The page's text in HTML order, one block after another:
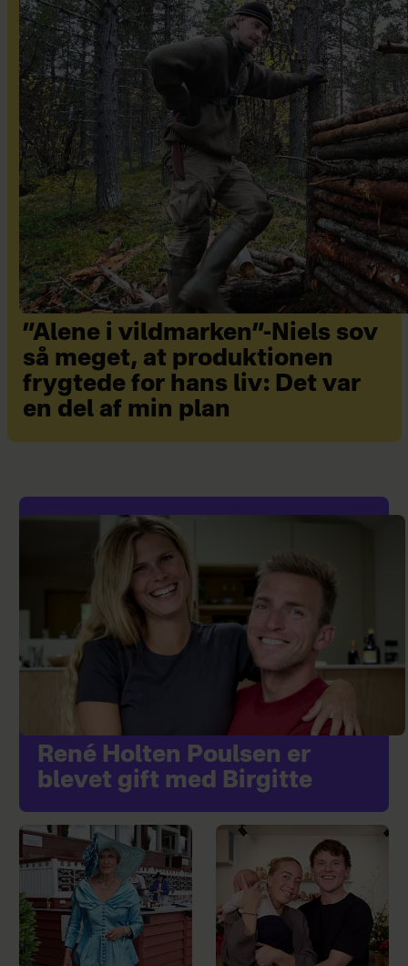
”Alene i vildmarken”-Niels sov
så meget, at produktionen
frygtede for hans liv: Det var
en del af min plan
René Holten Poulsen er
blevet gift med Birgitte